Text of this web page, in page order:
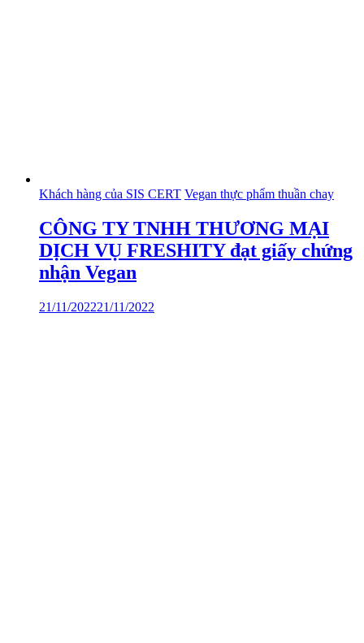
Khách hàng của SIS CERT Vegan thực phẩm thuần chay
CÔNG TY TNHH THƯƠNG MẠI
DỊCH VỤ FRESHITY đạt giấy chứng
nhận Vegan
21/11/202221/11/2022